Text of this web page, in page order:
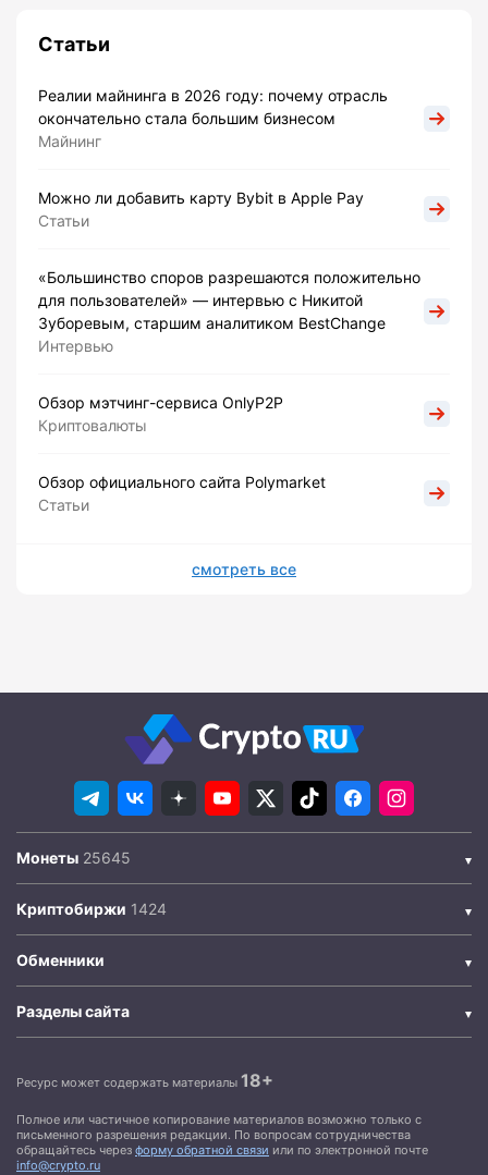
Статьи
Реалии майнинга в 2026 году: почему отрасль
окончательно стала большим бизнесом
Майнинг
Можно ли добавить карту Bybit в Apple Pay
Статьи
«Большинство споров разрешаются положительно
для пользователей» — интервью с Никитой
Зуборевым, старшим аналитиком BestChange
Интервью
Обзор мэтчинг-сервиса OnlyP2P
Криптовалюты
Обзор официального сайта Polymarket
Статьи
смотреть все
Монеты
Криптобиржи
Обменники
Разделы сайта
Ресурс может содержать материалы 18+
Полное или частичное копирование материалов возможно только с
письменного разрешения редакции. По вопросам сотрудничества
обращайтесь через форму обратной связи или по электронной почте
info@crypto.ru